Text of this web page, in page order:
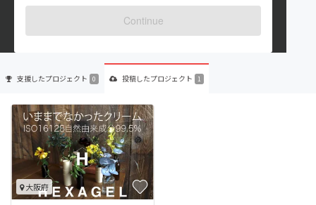
Continue
出身国：日本 出身地：大阪府
支援したプロジェクト 0 投稿したプロジェクト 1
大阪府